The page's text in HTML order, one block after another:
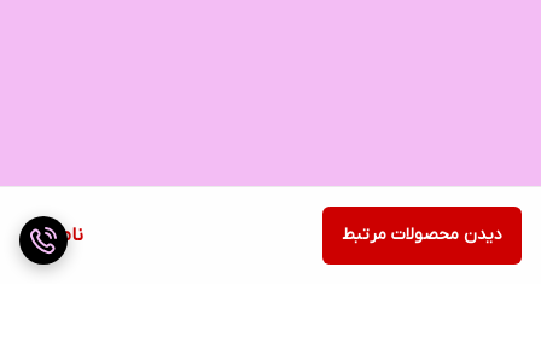
ناموجود دیدن محصولات مرتبط